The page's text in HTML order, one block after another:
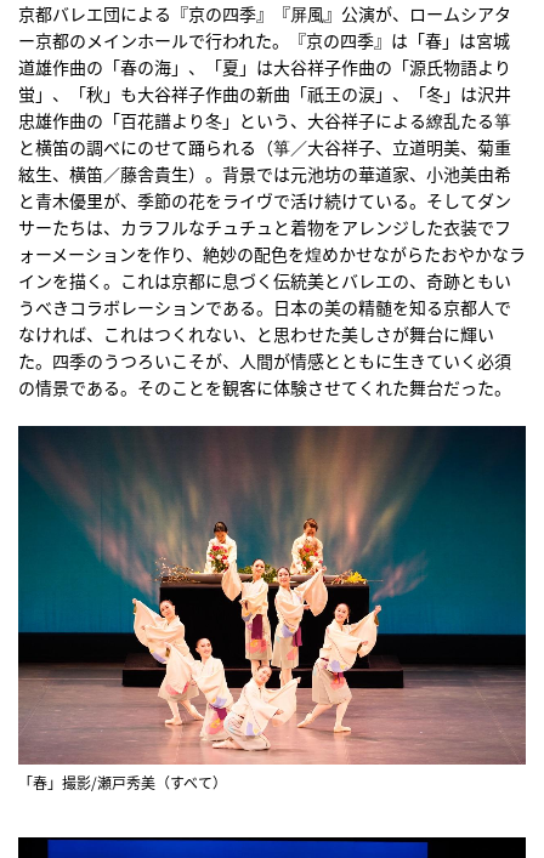
京都バレエ団による『京の四季』『屏風』公演が、ロームシアタ
ー京都のメインホールで行われた。『京の四季』は「春」は宮城
道雄作曲の「春の海」、「夏」は大谷祥子作曲の「源氏物語より
蛍」、「秋」も大谷祥子作曲の新曲「祇王の涙」、「冬」は沢井
忠雄作曲の「百花譜より冬」という、大谷祥子による繚乱たる箏
と横笛の調べにのせて踊られる（箏／大谷祥子、立道明美、菊重
絃生、横笛／藤舎貴生）。背景では元池坊の華道家、小池美由希
と青木優里が、季節の花をライヴで活け続けている。そしてダン
サーたちは、カラフルなチュチュと着物をアレンジした衣装でフ
ォーメーションを作り、絶妙の配色を煌めかせながらたおやかなラ
インを描く。これは京都に息づく伝統美とバレエの、奇跡ともい
うべきコラボレーションである。日本の美の精髄を知る京都人で
なければ、これはつくれない、と思わせた美しさが舞台に輝い
た。四季のうつろいこそが、人間が情感とともに生きていく必須
の情景である。そのことを観客に体験させてくれた舞台だった。
「春」撮影/瀬戸秀美（すべて）